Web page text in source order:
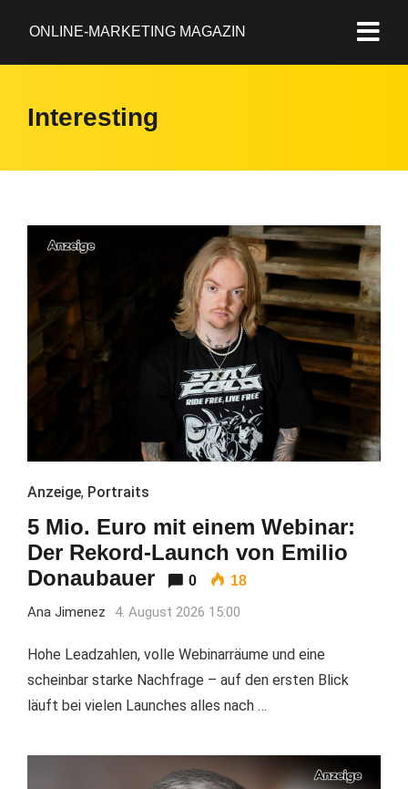
ONLINE-MARKETING MAGAZIN
Interesting
Anzeige, Portraits
5 Mio. Euro mit einem Webinar:
Der Rekord-Launch von Emilio
Donaubauer
0 18
Ana Jimenez 4. August 2026 15:00
Hohe Leadzahlen, volle Webinarräume und eine
scheinbar starke Nachfrage – auf den ersten Blick
läuft bei vielen Launches alles nach …